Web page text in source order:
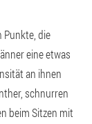
Punkte, die
eine etwas
an ihnen
schnurren
beim Sitzen mit